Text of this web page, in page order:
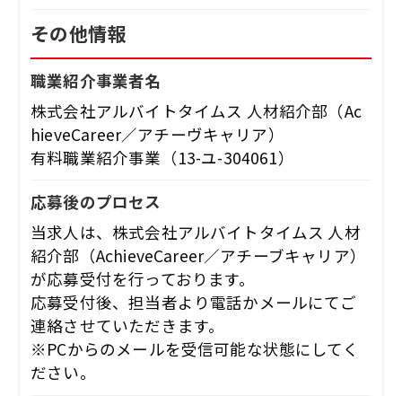
その他情報
職業紹介事業者名
株式会社アルバイトタイムス 人材紹介部（Ac
hieveCareer／アチーヴキャリア）
有料職業紹介事業（13-ユ-304061）
応募後のプロセス
当求人は、株式会社アルバイトタイムス 人材
紹介部（AchieveCareer／アチーブキャリア）
が応募受付を行っております。
応募受付後、担当者より電話かメールにてご
連絡させていただきます。
※PCからのメールを受信可能な状態にしてく
ださい。